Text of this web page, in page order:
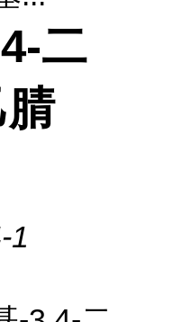
二
1